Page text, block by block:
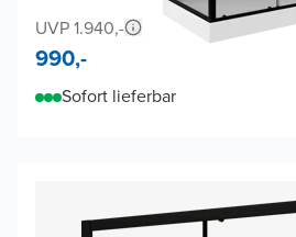
UVP 1.940,-
990,-
Sofort lieferbar